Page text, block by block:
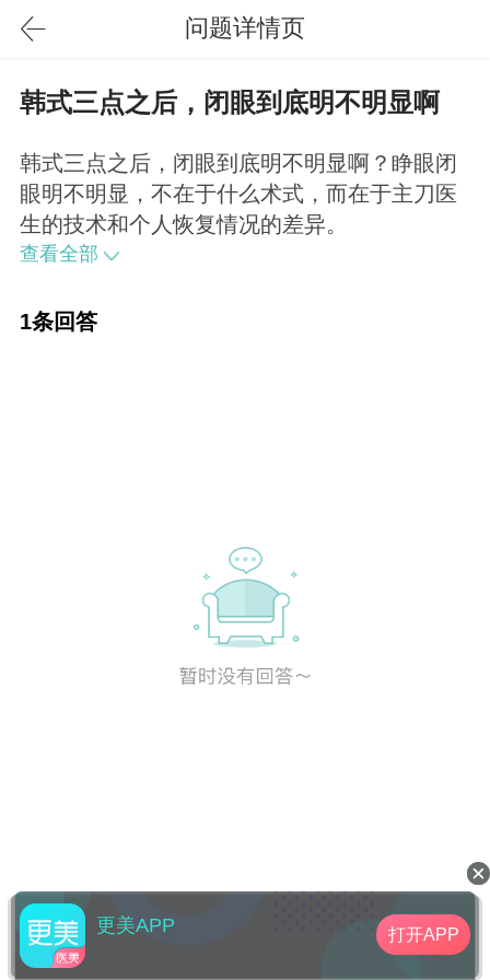
问题详情页
韩式三点之后，闭眼到底明不明显啊
韩式三点之后，闭眼到底明不明显啊？睁眼闭
眼明不明显，不在于什么术式，而在于主刀医
生的技术和个人恢复情况的差异。
查看全部
1条回答
更美APP 打开APP